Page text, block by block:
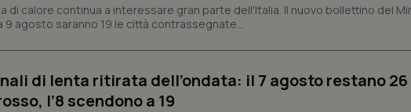
di calore continua a interessare gran parte dell'Italia. Il nuovo bollettino del
agosto saranno 19 le città contrassegnate...
di lenta ritirata dell’ondata: il 7 agosto restano
l’8 scendono a 19
necessari contribuiscono a rendere fruibile il sito web abilitandone funzionalità di base quali la
alle aree protette del sito. Il sito web non è in grado di funzionare correttamente senza questi
.youtube.com
settimane
scelte di consenso e privacy
interazione con il sito. Registra i